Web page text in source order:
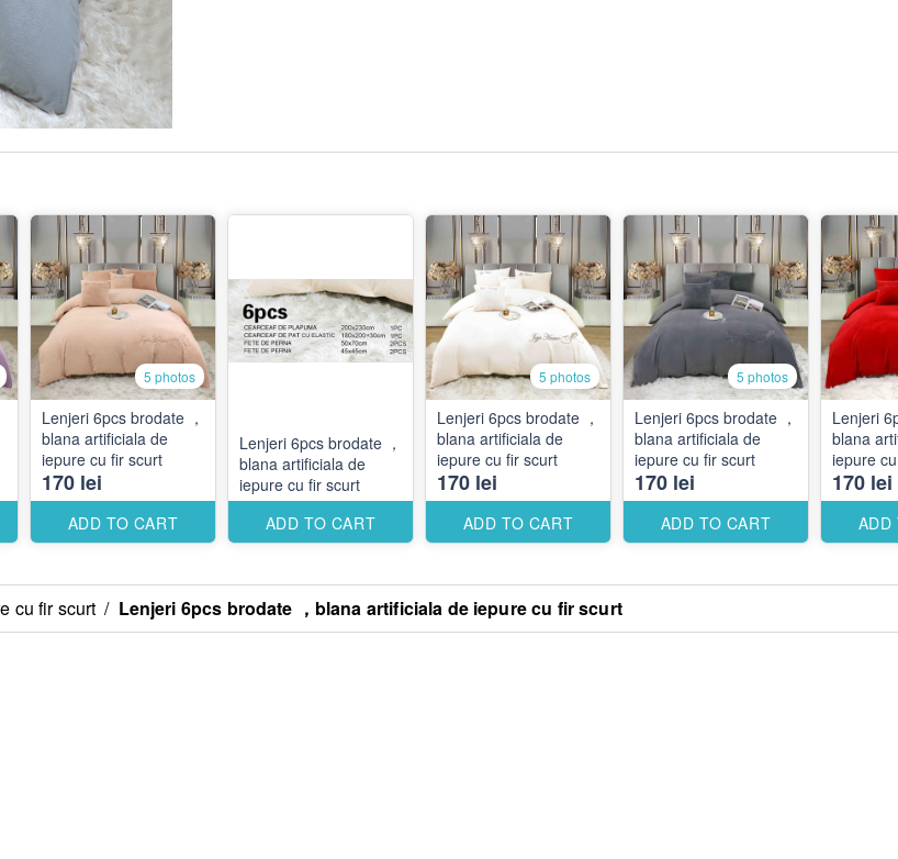
5 photos
Lenjeri 6pcs brodate ，
blana artificiala de
iepure cu fir scurt
170 lei
ADD TO CART
Lenjeri 6pcs brodate ，
blana artificiala de
iepure cu fir scurt
ADD TO CART
5 photos
Lenjeri 6pcs brodate ，
blana artificiala de
iepure cu fir scurt
170 lei
ADD TO CART
5 photos
Lenjeri 6pcs brodate ，
blana artificiala de
iepure cu fir scurt
170 lei
ADD TO CART
Lenjeri 6pcs
blana
iepure
170 lei
ADD
cu fir scurt / Lenjeri 6pcs brodate ，blana artificiala de iepure cu fir scurt